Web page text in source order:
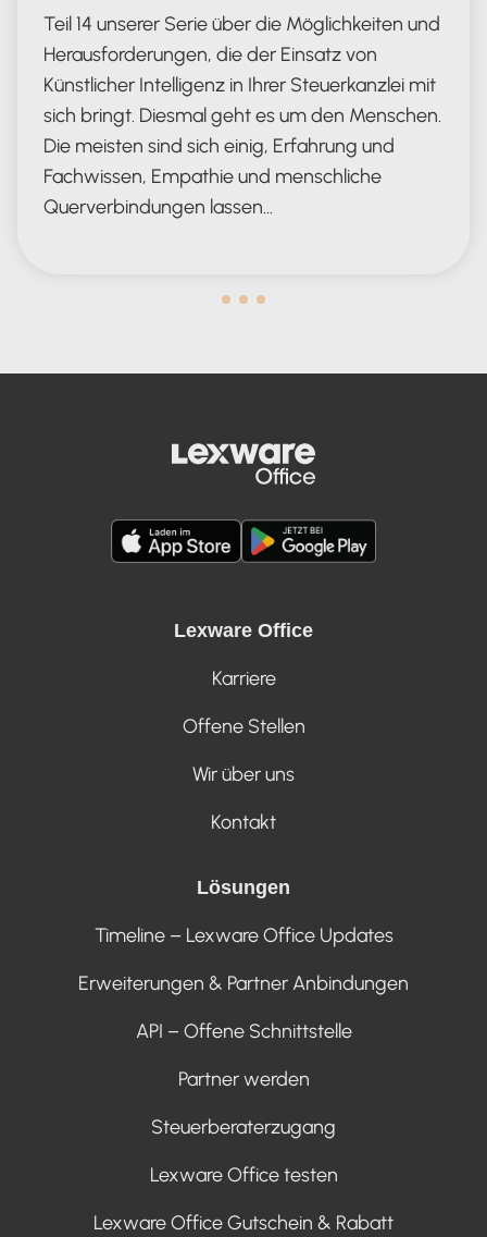
Teil 14 unserer Serie über die Möglichkeiten und
Herausforderungen, die der Einsatz von
Künstlicher Intelligenz in Ihrer Steuerkanzlei mit
sich bringt. Diesmal geht es um den Menschen.
Die meisten sind sich einig, Erfahrung und
Fachwissen, Empathie und menschliche
Querverbindungen lassen…
Lexware Office
Karriere
Offene Stellen
Wir über uns
Kontakt
Lösungen
Timeline – Lexware Office Updates
Erweiterungen & Partner Anbindungen
API – Offene Schnittstelle
Partner werden
Steuerberaterzugang
Lexware Office testen
Lexware Office Gutschein & Rabatt